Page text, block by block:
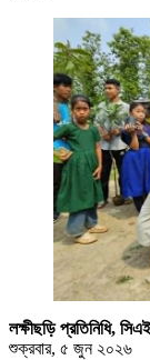
লক্ষীছড়ি প্রতিনিধি,
শুক্রবার, ৫ জুন ২০২৬